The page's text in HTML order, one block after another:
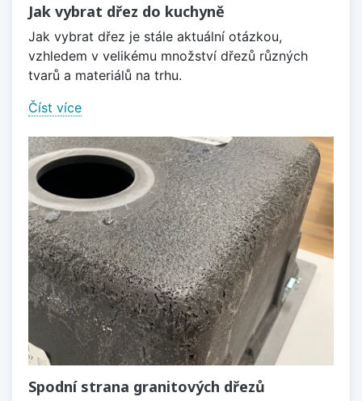
Jak vybrat dřez do kuchyně
Jak vybrat dřez je stále aktuální otázkou,
vzhledem v velikému množství dřezů různých
tvarů a materiálů na trhu.
Číst více
Spodní strana granitových dřezů